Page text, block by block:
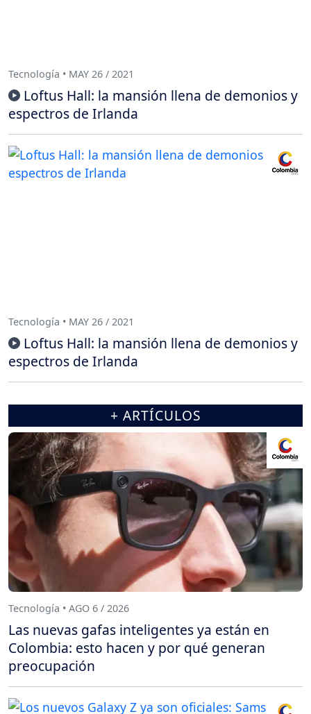
Tecnología • MAY 26 / 2021
Loftus Hall: la mansión llena de demonios y
espectros de Irlanda
Tecnología • MAY 26 / 2021
Loftus Hall: la mansión llena de demonios y
espectros de Irlanda
+ ARTÍCULOS
Tecnología • AGO 6 / 2026
Las nuevas gafas inteligentes ya están en
Colombia: esto hacen y por qué generan
preocupación